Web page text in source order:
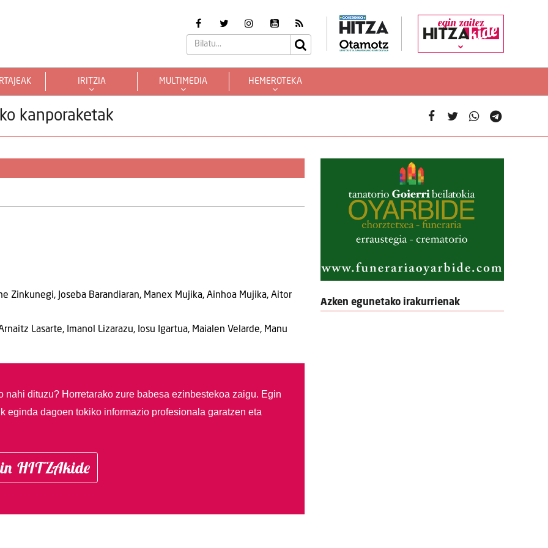
egin zaitez
IRITZIA MULTIMEDIA HEMEROTEKA
kanporaketak
Zinkunegi, Joseba Barandiaran, Manex Mujika, Ainhoa Mujika, Aitor
Lasarte, Imanol Lizarazu, Iosu Igartua, Maialen Velarde, Manu
nahi dituzu? Horretarako zure babesa ezinbestekoa zaigu. Egin
eginda dagoen tokiko informazio profesionala garatzen eta
HITZAkide
Azken egunetako irakurrienak